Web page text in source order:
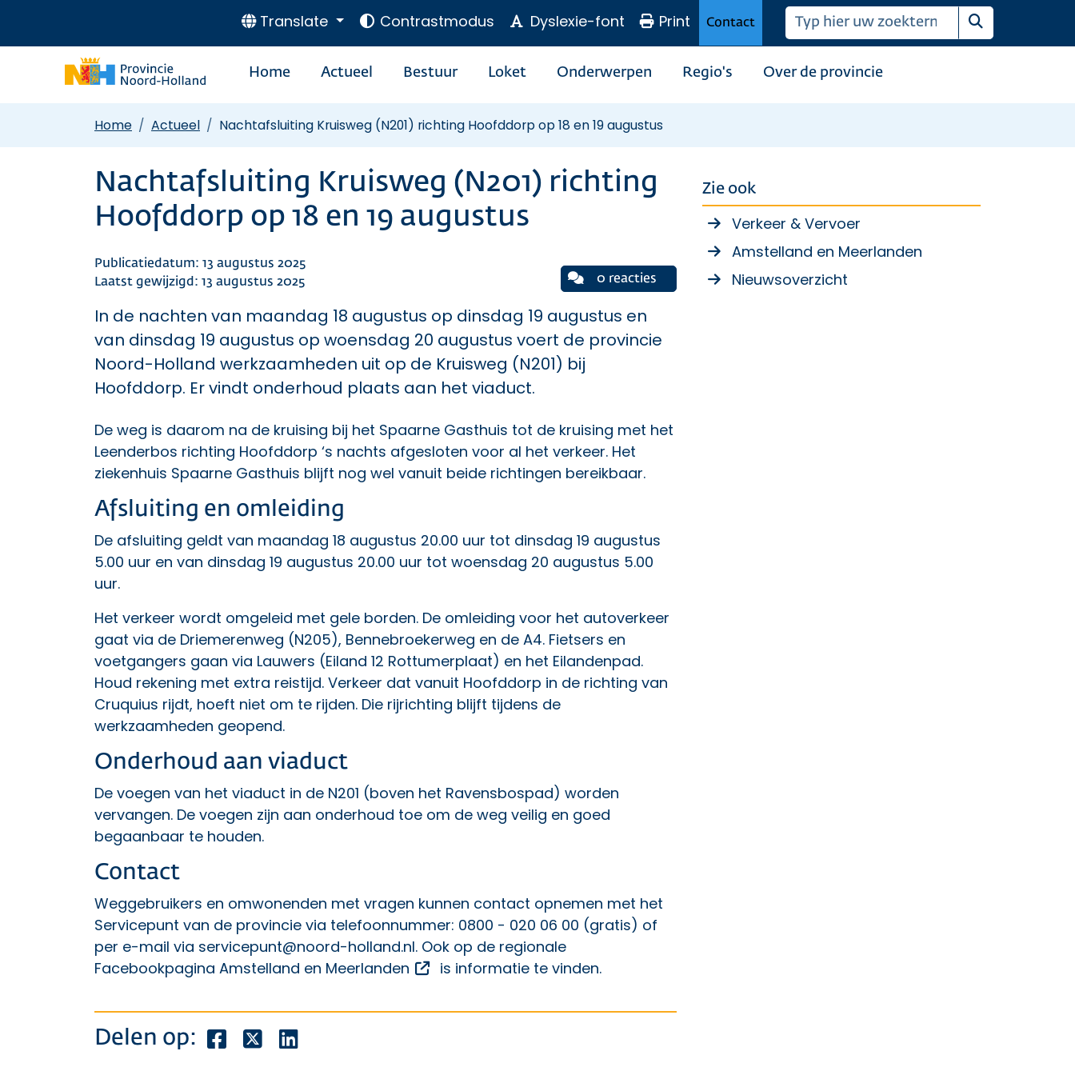
Translate Contrastmodus Dyslexie-font Print Contact
Zoeken
Home Actueel Bestuur Loket Onderwerpen Regio's Over de provincie
Home Actueel Nachtafsluiting Kruisweg (N201) richting Hoofddorp op 18 en 19 augustus
Nachtafsluiting Kruisweg (N201) richting
Hoofddorp op 18 en 19 augustus
Publicatiedatum: 13 augustus 2025
Laatst gewijzigd: 13 augustus 2025
0 reacties
In de nachten van maandag 18 augustus op dinsdag 19 augustus en
van dinsdag 19 augustus op woensdag 20 augustus voert de provincie
Noord-Holland werkzaamheden uit op de Kruisweg (N201) bij
Hoofddorp. Er vindt onderhoud plaats aan het viaduct.
De weg is daarom na de kruising bij het Spaarne Gasthuis tot de kruising met het
Leenderbos richting Hoofddorp ‘s nachts afgesloten voor al het verkeer. Het
ziekenhuis Spaarne Gasthuis blijft nog wel vanuit beide richtingen bereikbaar.
Afsluiting en omleiding
De afsluiting geldt van maandag 18 augustus 20.00 uur tot dinsdag 19 augustus
5.00 uur en van dinsdag 19 augustus 20.00 uur tot woensdag 20 augustus 5.00
uur.
Het verkeer wordt omgeleid met gele borden. De omleiding voor het autoverkeer
gaat via de Driemerenweg (N205), Bennebroekerweg en de A4. Fietsers en
voetgangers gaan via Lauwers (Eiland 12 Rottumerplaat) en het Eilandenpad.
Houd rekening met extra reistijd. Verkeer dat vanuit Hoofddorp in de richting van
Cruquius rijdt, hoeft niet om te rijden. Die rijrichting blijft tijdens de
werkzaamheden geopend.
Onderhoud aan viaduct
De voegen van het viaduct in de N201 (boven het Ravensbospad) worden
vervangen. De voegen zijn aan onderhoud toe om de weg veilig en goed
begaanbaar te houden.
Contact
Weggebruikers en omwonenden met vragen kunnen contact opnemen met het
Servicepunt van de provincie via telefoonnummer: 0800 - 020 06 00 (gratis) of
per e-mail via servicepunt@noord-holland.nl. Ook op de regionale
Facebookpagina Amstelland en Meerlanden Opent een externe link
is informatie te vinden.
Delen op: Deel dit bericht op Facebook
Deel dit bericht op X
Deel dit bericht op LinkedIn
Zie ook
Verkeer & Vervoer
Amstelland en Meerlanden
Nieuwsoverzicht